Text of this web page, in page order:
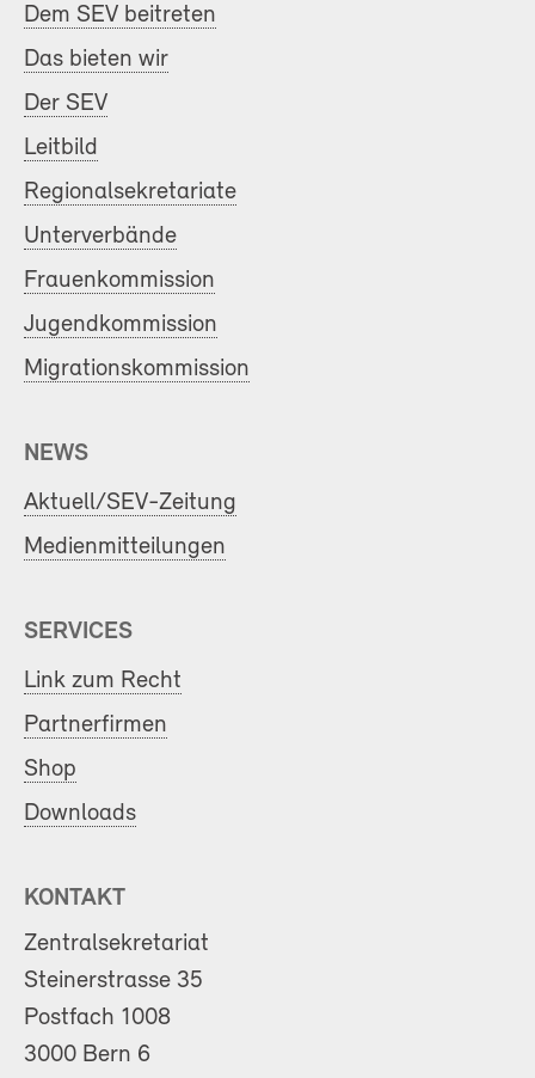
Dem SEV beitreten
Das bieten wir
Der SEV
Leitbild
Regionalsekretariate
Unterverbände
Frauenkommission
Jugendkommission
Migrationskommission
NEWS
Aktuell/SEV-Zeitung
Medienmitteilungen
SERVICES
Link zum Recht
Partnerfirmen
Shop
Downloads
KONTAKT
Zentralsekretariat
Steinerstrasse 35
Postfach 1008
3000 Bern 6